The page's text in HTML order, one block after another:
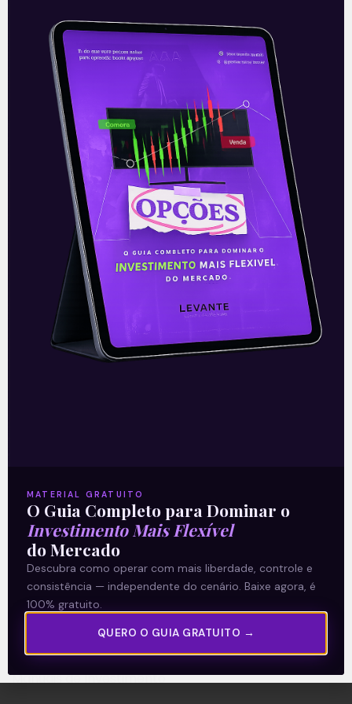
Investor Day da Vibra Energia
A Vibra Energia (BRDT3), antiga BR
Distribuidora, realizou o Investor Day na
manhã desta quarta-feira (01),
apresentando maiores detalhes da
trajetória e projetos concluídos desde
Leia mais
02/09/2021
Termos e Condições
Política de Privacidade
Explore
Artigos
E Eu Com Isso?
Vídeos no Youtube
Manuais de Investimento
MATERIAL GRATUITO
O Guia Completo para Dominar o
Investimento Mais Flexível
do Mercado
Descubra como operar com mais liberdade, controle e
consistência — independente do cenário. Baixe agora, é
100% gratuito.
QUERO O GUIA GRATUITO →